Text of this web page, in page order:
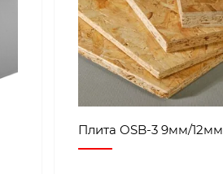
Плита OSB-3 9мм/12мм